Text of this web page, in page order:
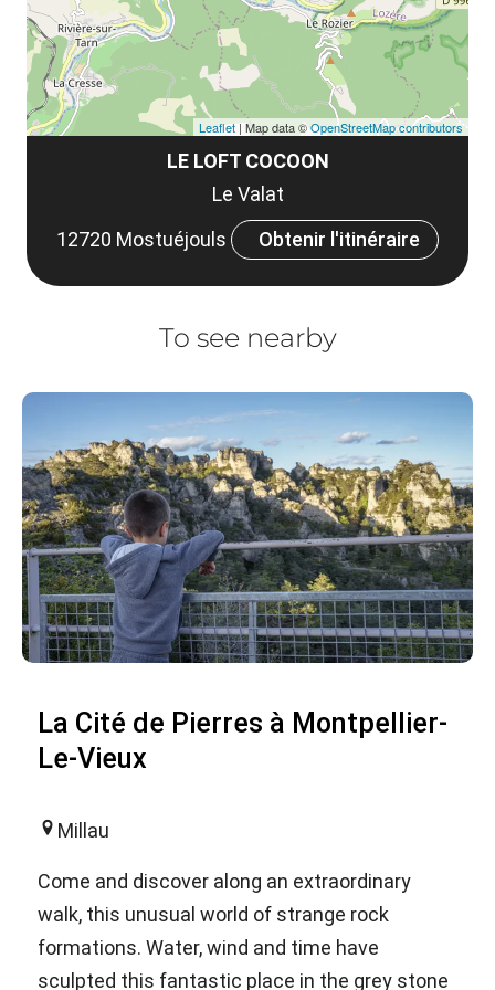
LE LOFT COCOON
Le Valat
12720 Mostuéjouls
Obtenir l'itinéraire
Leaflet | Map data ©OpenStreetMap contributors
To see nearby
La Cité de Pierres à Montpellier-
Le-Vieux
Millau
Come and discover along an extraordinary
walk, this unusual world of strange rock
formations. Water, wind and time have
sculpted this fantastic place in the grey stone